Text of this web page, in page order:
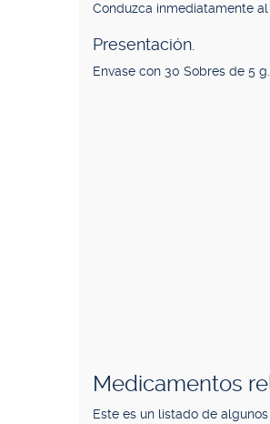
Conduzca inmediatamente
Presentación.
Envase con 30 Sobres de 5 g.
Medicamentos
Este es un listado de